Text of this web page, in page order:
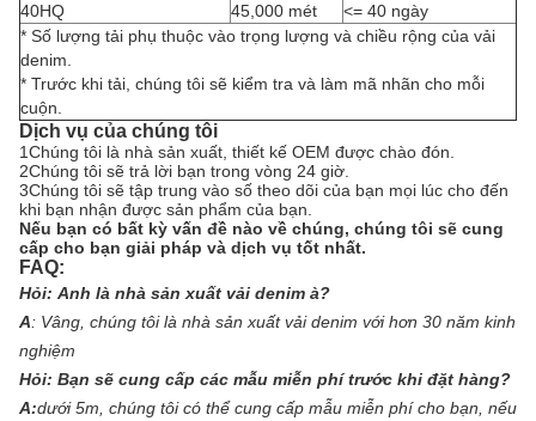
40HQ
45,000 mét
<= 40 ngày
* Số lượng tải phụ thuộc vào trọng lượng và chiều rộng của vải
denim.
* Trước khi tải, chúng tôi sẽ kiểm tra và làm mã nhãn cho mỗi
cuộn.
Dịch vụ của chúng tôi
1Chúng tôi là nhà sản xuất, thiết kế OEM được chào đón.
2Chúng tôi sẽ trả lời bạn trong vòng 24 giờ.
3Chúng tôi sẽ tập trung vào số theo dõi của bạn mọi lúc cho đến
khi bạn nhận được sản phẩm của bạn.
Nếu bạn có bất kỳ vấn đề nào về chúng, chúng tôi sẽ cung
cấp cho bạn giải pháp và dịch vụ tốt nhất.
FAQ:
Hỏi: Anh là nhà sản xuất vải denim à?
A: Vâng, chúng tôi là nhà sản xuất vải denim với hơn 30 năm kinh
nghiệm
Hỏi: Bạn sẽ cung cấp các mẫu miễn phí trước khi đặt hàng?
A:dưới 5m, chúng tôi có thể cung cấp mẫu miễn phí cho bạn, nếu